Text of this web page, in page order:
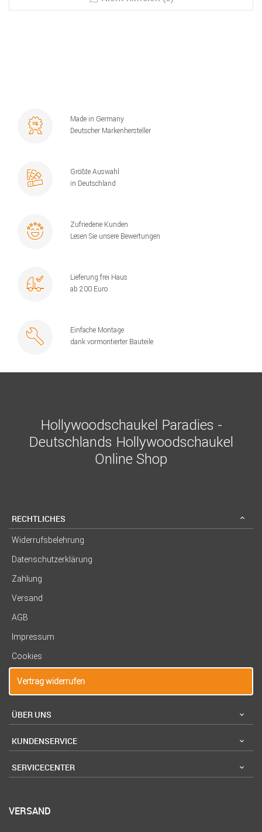
Made in Germany
Deutscher Markenhersteller
Größte Auswahl
in Deutschland
Zufriedene Kunden
Lesen Sie unsere Bewertungen
Lieferung frei Haus
ab 200 Euro
Einfache Montage
dank vormontierter Bauteile
Hollywoodschaukel Paradies -
Deutschlands Hollywoodschaukel
Online Shop
RECHTLICHES
Widerrufsbelehrung
Datenschutzerklärung
Zahlung
Versand
AGB
Impressum
Cookies
Vertrag widerrufen
ÜBER UNS
KUNDENSERVICE
SERVICECENTER
VERSAND